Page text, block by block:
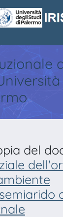
del